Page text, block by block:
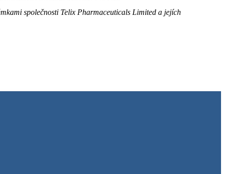
společnosti Telix Pharmaceuticals Limited a jejích